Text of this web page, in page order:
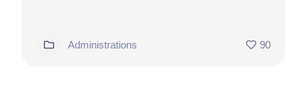
Administrations 90